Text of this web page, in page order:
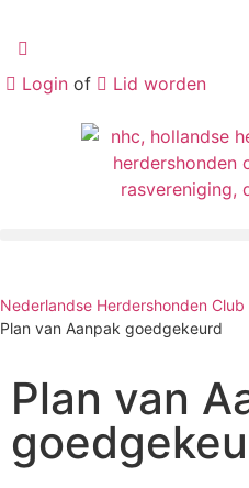
Login of Lid worden
Nederlandse Herdershonden Club
Plan van Aanpak goedgekeurd
Plan van